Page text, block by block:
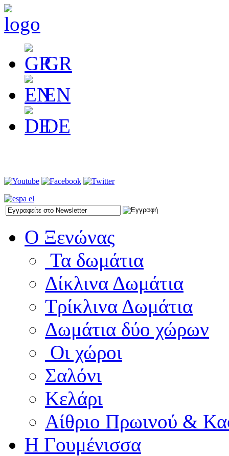
GR
EN
DE
Ο Ξενώνας
Τα δωμάτια
Δίκλινα Δωμάτια
Τρίκλινα Δωμάτια
Δωμάτια δύο χώρων
Οι χώροι
Σαλόνι
Κελάρι
Αίθριο Πρωινού &
Η Γουμένισσα